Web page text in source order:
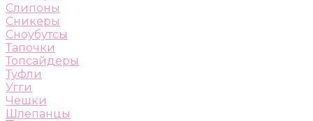
Слипоны
Сникеры
Сноубутсы
Тапочки
Топсайдеры
Туфли
Угги
Чешки
Шлепанцы